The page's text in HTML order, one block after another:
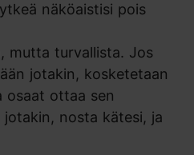
näköaistisi pois
mutta turvallista. Jos
jotakin, kosketetaan
osaat ottaa sen
nosta kätesi, ja